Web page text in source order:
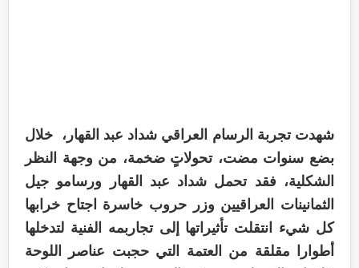
شهدت تجربة الرسام العراقي شداد عبد القهار، خلال
بضع سنوات مضت، تحولاتٍ ضخمة، من وجهة النظر
الشكلية، فقد تحمل شداد عبد القهار ورسامو جيل
الثمانينات العراقيين وزر حروب خاسرة اجتاح خرابها
كل شيء انتقلت تأثيراتها إلى تجاربمه الفنية لتدخلها
أطوارا مقلقة من العتمة التي حجبت عناصر اللوحة